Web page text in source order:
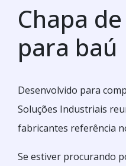
Chapa
para baú
Desenvolvido para
Soluções Industriais
fabricantes referência
Se estiver procurando